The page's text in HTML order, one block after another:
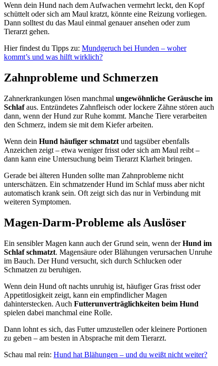
Wenn dein Hund nach dem Aufwachen vermehrt leckt, den Kopf
schüttelt oder sich am Maul kratzt, könnte eine Reizung vorliegen.
Dann solltest du das Maul einmal genauer ansehen oder zum
Tierarzt gehen.
Hier findest du Tipps zu: Mundgeruch bei Hunden – woher
kommt’s und was hilft wirklich?
Zahnprobleme und Schmerzen
Zahnerkrankungen lösen manchmal ungewöhnliche Geräusche im
Schlafaus. Entzündetes Zahnfleisch oder lockere Zähne stören auch
dann, wenn der Hund zur Ruhe kommt. Manche Tiere verarbeiten
den Schmerz, indem sie mit dem Kiefer arbeiten.
Wenn dein Hund häufiger schmatzt und tagsüber ebenfalls
Anzeichen zeigt – etwa weniger frisst oder sich am Maul reibt –
dann kann eine Untersuchung beim Tierarzt Klarheit bringen.
Gerade bei älteren Hunden sollte man Zahnprobleme nicht
unterschätzen. Ein schmatzender Hund im Schlaf muss aber nicht
automatisch krank sein. Oft zeigt sich das nur in Verbindung mit
weiteren Symptomen.
Magen-Darm-Probleme als Auslöser
Ein sensibler Magen kann auch der Grund sein, wenn derHund im
Schlaf schmatzt. Magensäure oder Blähungen verursachen Unruhe
im Bauch. Der Hund versucht, sich durch Schlucken oder
Schmatzen zu beruhigen.
Wenn dein Hund oft nachts unruhig ist, häufiger Gras frisst oder
Appetitlosigkeit zeigt, kann ein empfindlicher Magen
dahinterstecken. Auch Futterunverträglichkeiten beim Hund
spielen dabei manchmal eine Rolle.
Dann lohnt es sich, das Futter umzustellen oder kleinere Portionen
zu geben – am besten in Absprache mit dem Tierarzt.
Schau mal rein: Hund hat Blähungen – und du weißt nicht weiter?